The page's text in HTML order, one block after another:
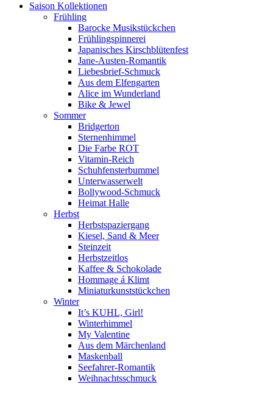
Saison Kollektionen
Frühling
Barocke Musikstückchen
Frühlingspinnerei
Japanisches Kirschblütenfest
Jane-Austen-Romantik
Liebesbrief-Schmuck
Aus dem Elfengarten
Alice im Wunderland
Bike & Jewel
Sommer
Bridgerton
Sternenhimmel
Die Farbe ROT
Vitamin-Reich
Schuhfensterbummel
Unterwasserwelt
Bollywood-Schmuck
Heimat Halle
Herbst
Herbstspaziergang
Kiesel, Sand & Meer
Steinzeit
Herbstzeitlos
Kaffee & Schokolade
Hommage á Klimt
Miniaturkunststückchen
Winter
It’s KUHL, Girl!
Winterhimmel
My Valentine
Aus dem Märchenland
Maskenball
Seefahrer-Romantik
Weihnachtsschmuck